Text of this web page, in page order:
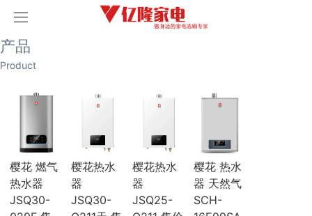
首页
产品
家用空调
破解版榴莲视频在线下载空调
COLMO空调
科龙空调
美博空调
月兔空调
小天鹅空调
产品
Product
樱花 燃气
热水器
JSQ30-
樱花热水
器
JSQ30-
樱花热水
器
JSQ25-
樱花 热水
器 天然气
SCH-
历史记录